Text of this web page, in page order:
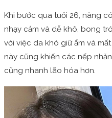
Khi bước qua tuổi 26, nàng
nhạy cảm và dễ khô, bong
với việc da khó giữ ẩm và
này cũng khiến các nếp
cũng nhanh lão hóa hơn.